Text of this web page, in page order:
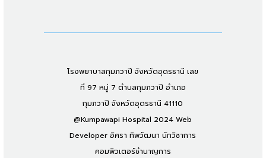
โรงพยาบาลกุมภวาปี จังหวัดอุดรธานี เลข
ที่ 97 หมู่ 7 ตำบลกุมภวาปี อำเภอ
กุมภวาปี จังหวัดอุดรธานี 41110
@Kumpawapi Hospital 2024 Web
Developer อิศรา ทิพวัฒนา นักวิชาการ
คอมพิวเตอร์ชำนาญการ